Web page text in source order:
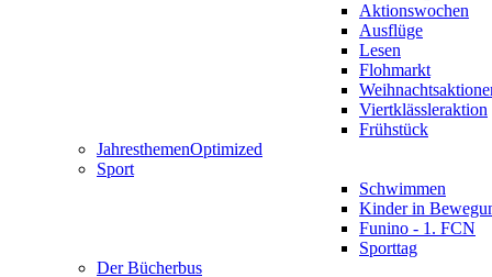
Aktionswochen
Ausflüge
Lesen
Flohmarkt
Viertklässleraktion
Frühstück
JahresthemenOptimized
Sport
Schwimmen
Kinder in
Funino - 1. FCN
Sporttag
Der Bücherbus